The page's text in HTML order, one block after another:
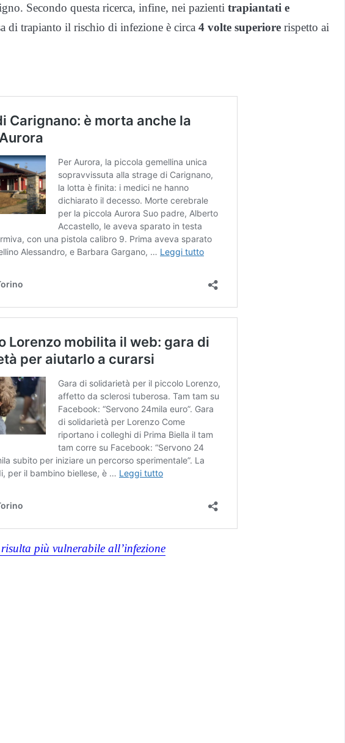
Secondo questa ricerca, infine, nei pazienti trapiantati e
di trapianto il rischio di infezione è circa 4 volte superiore rispetto ai
più vulnerabile all’infezione